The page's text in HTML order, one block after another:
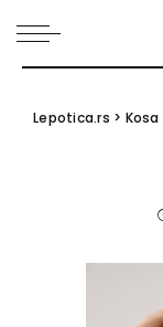
Lepotica.rs > Kosa